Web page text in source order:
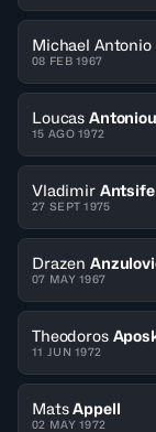
Michael Antonio
08 FEB 1967
Loucas Antoniou
15 AGO 1972
Vladimir
27 SEPT 1975
Drazen
07 MAY 1967
Theodoros
11 JUN 1972
Mats Appell
02 MAY 1972